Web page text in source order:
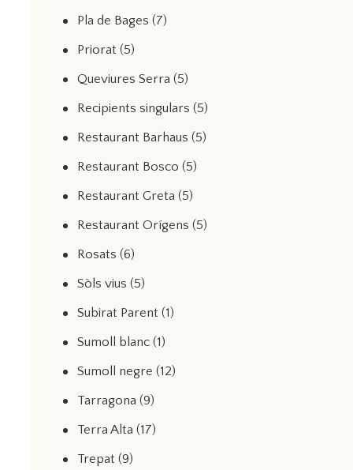
Pla de Bages (7)
Priorat (5)
Queviures Serra (5)
Recipients singulars (5)
Restaurant Barhaus (5)
Restaurant Bosco (5)
Restaurant Greta (5)
Restaurant Orígens (5)
Rosats (6)
Sòls vius (5)
Subirat Parent (1)
Sumoll blanc (1)
Sumoll negre (12)
Tarragona (9)
Terra Alta (17)
Trepat (9)